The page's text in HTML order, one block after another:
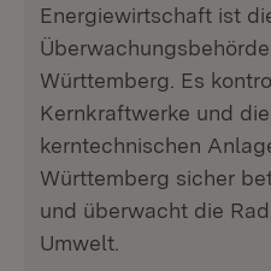
Energiewirtschaft ist
Württemberg. Es
Kernkraftwerke und
kerntechnischen
Württemberg sicher
und überwacht die
Umwelt.